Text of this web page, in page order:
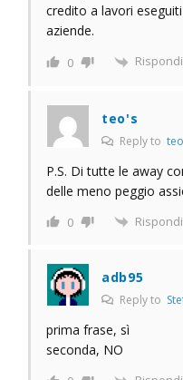
credito a lavori
aziende.
0 Rispondi
teo's
Reply to
P.S. Di tutte le away
delle meno peggio
0 Rispondi
adb95
Reply to
prima frase, sì
seconda, NO